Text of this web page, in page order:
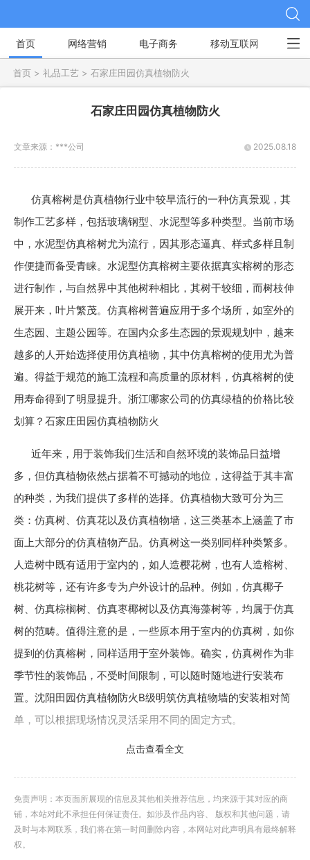
首页 网络营销 电子商务 移动互联网 社
首页 > 礼品工艺 > 石家庄田园仿真植物防火
石家庄田园仿真植物防火
2025.08.18
文章来源： ***公司
仿真榕树是仿真植物行业中较早流行的一种仿真景观，其
制作工艺多样，包括玻璃钢型、水泥型等多种类型。当前市场
中，水泥型仿真榕树尤为流行，因其形态逼真、样式多样且制
作便捷而备受青睐。水泥型仿真榕树主要依据真实榕树的形态
进行制作，与自然界中其他树种相比，其树干较细，而树枝伸
展开来，叶片繁茂。仿真榕树普遍应用于多个场所，如室外的
生态园、主题公园等。在国内众多生态园的景观规划中，越来
越多的人开始选择使用仿真植物，其中仿真榕树的使用尤为普
遍。得益于规范的施工流程和高质量的原材料，仿真榕树的使
用寿命得到了明显提升。浙江哪家公司的仿真绿植的价格比较
划算？石家庄田园仿真植物防火
近年来，用于装饰我们生活和自然环境的装饰品日益增
多，但仿真植物依然占据着不可撼动的地位，这得益于其丰富
的种类，为我们提供了多样的选择。仿真植物大致可分为三
类：仿真树、仿真花以及仿真植物墙，这三类基本上涵盖了市
面上大部分的仿真植物产品。仿真树这一类别同样种类繁多。
人造树中既有适用于室内的，如人造樱花树，也有人造榕树、
桃花树等，还有许多专为户外设计的品种。例如，仿真椰子
树、仿真棕榈树、仿真枣椰树以及仿真海藻树等，均属于仿真
树的范畴。值得注意的是，一些原本用于室内的仿真树，如你
提到的仿真榕树，同样适用于室外装饰。确实，仿真树作为非
季节性的装饰品，不受时间限制，可以随时随地进行安装布
置。沈阳田园仿真植物防火B级明筑仿真植物墙的安装相对简
单，可以根据现场情况灵活采用不同的固定方式。
仿真植物的优点：垂直绿化占地少，充分利用空间。提高
了建筑绿化的数量和覆盖率，增强了绿化的立体化效果。美化
裸露的墙壁和斜坡，为居民创造舒适的环境。软化了建筑僵硬
的轮廓，与自然融为一体，创造出各种生动的装饰效果。能缓
和阳光直射在建筑物上，使夏季墙体温度降低。降低墙体对噪
点击查看全文
免责声明：本页面所展现的信息及其他相关推荐信息，均来源于其对应的商
铺，本站对此不承担任何保证责任。如涉及作品内容、 版权和其他问题，请
及时与本网联系，我们将在第一时间删除内容，本网站对此声明具有最终解释
权。